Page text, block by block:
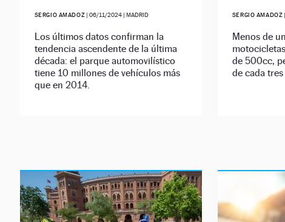
SERGIO AMADOZ |06/11/2024 | MADRID
Los últimos datos confirman la
tendencia ascendente de la última
década: el parque automovilístico
tiene 10 millones de vehículos más
que en 2014.
SERGIO AMADOZ |
Menos de
de 500cc,
de cada